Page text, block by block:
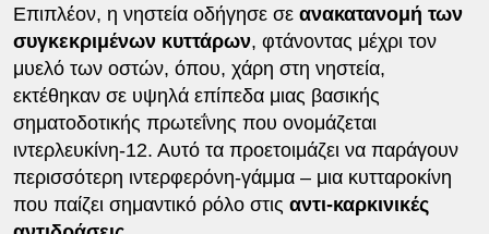
Επιπλέον, η νηστεία οδήγησε σε ανακατανομή των
συγκεκριμένων κυττάρων, φτάνοντας μέχρι τον
μυελό των οστών, όπου, χάρη στη νηστεία,
εκτέθηκαν σε υψηλά επίπεδα μιας βασικής
σηματοδοτικής πρωτεΐνης που ονομάζεται
ιντερλευκίνη-12. Αυτό τα προετοιμάζει να παράγουν
περισσότερη ιντερφερόνη-γάμμα – μια κυτταροκίνη
που παίζει σημαντικό ρόλο στις αντι-καρκινικές